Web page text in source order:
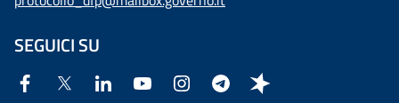
SEGUICI SU